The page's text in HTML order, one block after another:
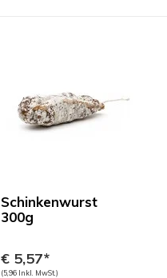
Schinkenwurst
300g
€ 5,57*
(5,96 Inkl. MwSt.)